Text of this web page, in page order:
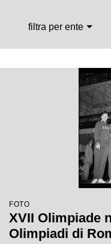
filtra per ente
FOTO
XVII Olimpiade
Olimpiadi di